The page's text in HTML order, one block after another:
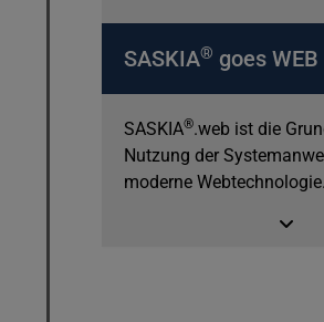
SASKIA® goes WEB
SASKIA®.web ist die
Nutzung der
moderne Webtechnologie.